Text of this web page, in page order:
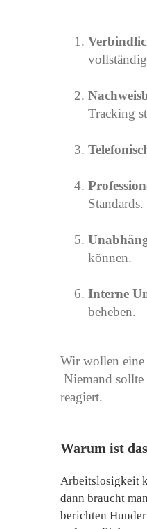
Tracking
Standards.
können.
Interne
beheben.
Wir wollen
Niemand sollte
reagiert.
Warum ist
Arbeitslosigkeit
dann braucht
berichten